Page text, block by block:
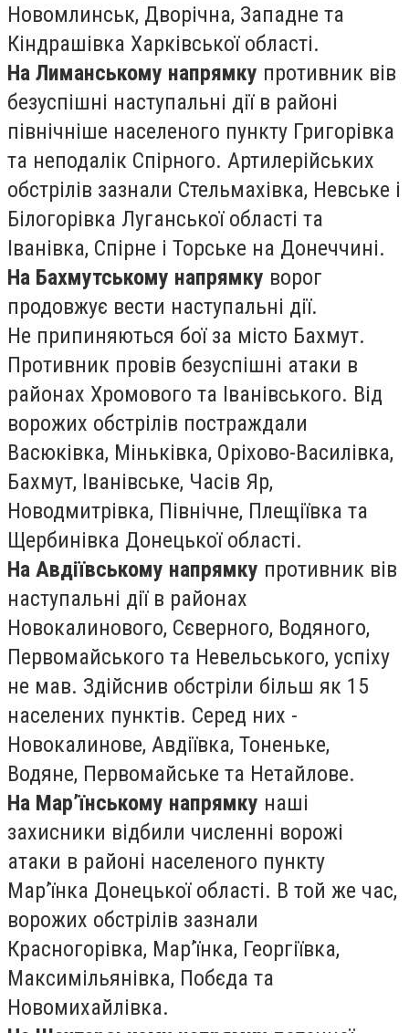
Новомлинськ, Дворічна, Западне та
Кіндрашівка Харківської області.
На Лиманському напрямку противник вів
безуспішні наступальні дії в районі
північніше населеного пункту Григорівка
та неподалік Спірного. Артилерійських
обстрілів зазнали Стельмахівка, Невське і
Білогорівка Луганської області та
Іванівка, Спірне і Торське на Донеччині.
На Бахмутському напрямку ворог
продовжує вести наступальні дії.
Не припиняються бої за місто Бахмут.
Противник провів безуспішні атаки в
районах Хромового та Іванівського. Від
ворожих обстрілів постраждали
Васюківка, Міньківка, Оріхово-Василівка,
Бахмут, Іванівське, Часів Яр,
Новодмитрівка, Північне, Плещіївка та
Щербинівка Донецької області.
На Авдіївському напрямку противник вів
наступальні дії в районах
Новокалинового, Сєверного, Водяного,
Первомайського та Невельського, успіху
не мав. Здійснив обстріли більш як 15
населених пунктів. Серед них -
Новокалинове, Авдіївка, Тоненьке,
Водяне, Первомайське та Нетайлове.
На Мар’їнському напрямку наші
захисники відбили численні ворожі
атаки в районі населеного пункту
Мар’їнка Донецької області. В той же час,
ворожих обстрілів зазнали
Красногорівка, Мар’їнка, Георгіївка,
Максимільянівка, Побєда та
Новомихайлівка.